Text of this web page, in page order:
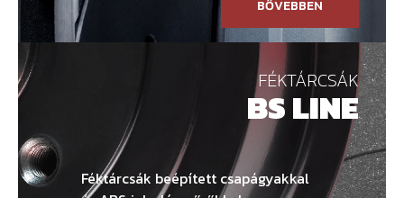
BŐVEBBEN
FÉKTÁRCSÁK
BS LINE
Féktárcsák beépített csapágyakkal